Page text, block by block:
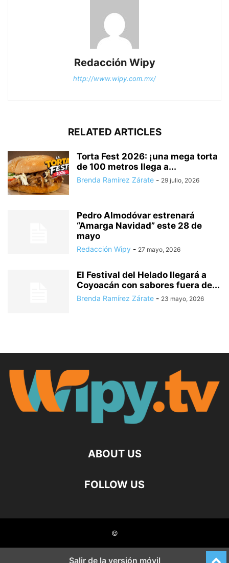
Redacción Wipy
http://www.wipy.com.mx/
RELATED ARTICLES
Torta Fest 2026: ¡una mega torta
de 100 metros llega a...
Brenda Ramírez Zárate - 29 julio, 2026
Pedro Almodóvar estrenará
“Amarga Navidad” este 28 de
mayo
Redacción Wipy - 27 mayo, 2026
El Festival del Helado llegará a
Coyoacán con sabores fuera de...
Brenda Ramírez Zárate - 23 mayo, 2026
ABOUT US
FOLLOW US
©
Salir de la versión móvil